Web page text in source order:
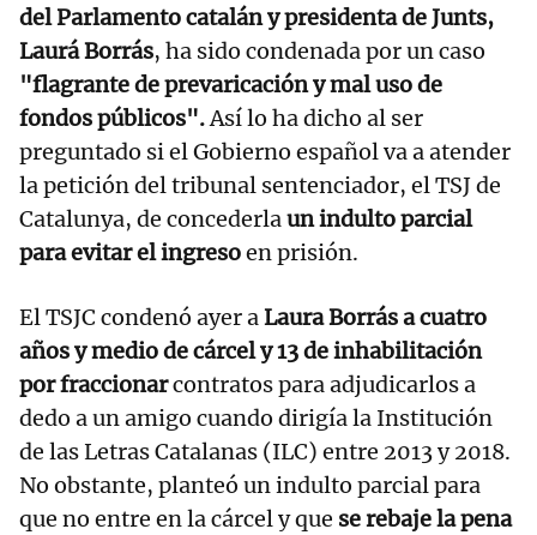
del Parlamento catalán y presidenta de Junts,
Laurá Borrás, ha sido condenada por un caso
"flagrante de prevaricación y mal uso de
fondos públicos".Así lo ha dicho al ser
preguntado si el Gobierno español va a atender
la petición del tribunal sentenciador, el TSJ de
Catalunya, de concederlaun indulto parcial
para evitar el ingresoen prisión.
El TSJC condenó ayer aLaura Borrás a cuatro
años y medio de cárcel y 13 de inhabilitación
por fraccionarcontratos para adjudicarlos a
dedo a un amigo cuando dirigía la Institución
de las Letras Catalanas (ILC) entre 2013 y 2018.
No obstante, planteó un indulto parcial para
que no entre en la cárcel y que se rebaje la pena